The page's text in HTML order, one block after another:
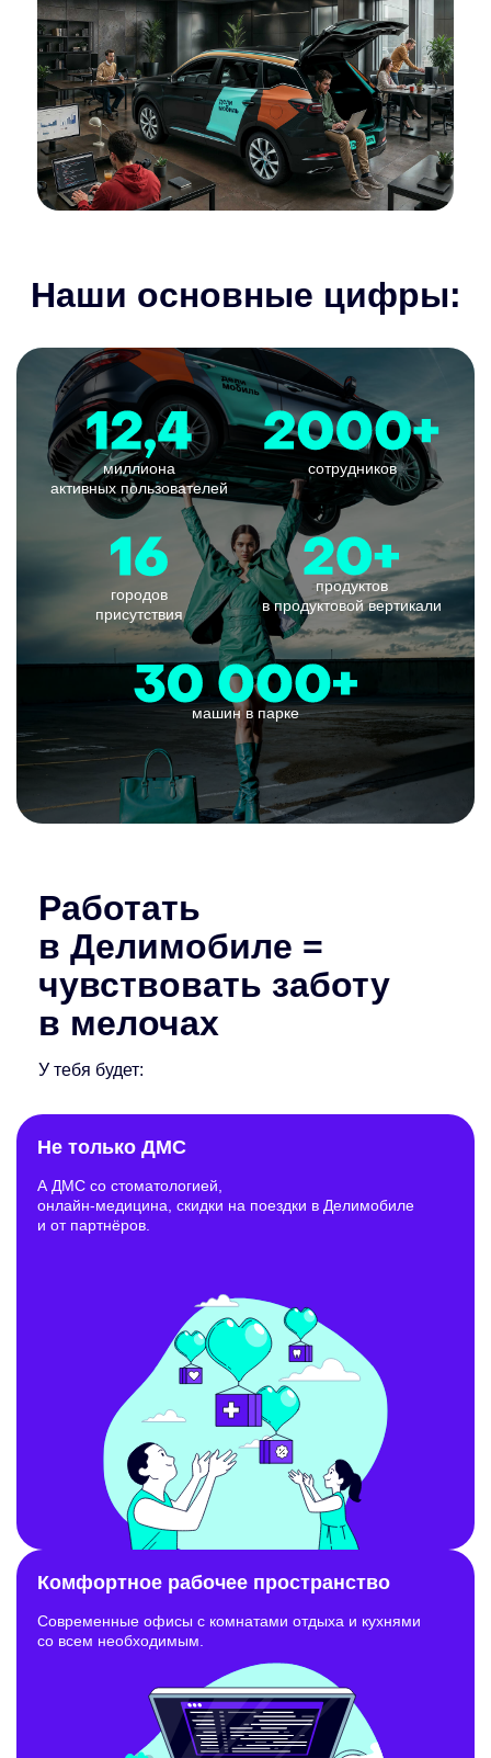
Наши основные цифры:
миллиона
активных пользователей
сотрудников
городов
присутствия
машин в парке
продуктов
в продуктовой вертикали
Работать
в Делимобиле =
чувствовать заботу
в мелочах
У тебя будет:
Не только ДМС
А ДМС со стоматологией,
онлайн-медицина, скидки на поездки в Делимобиле
и от партнёров.
Комфортное рабочее пространство
Современные офисы с комнатами отдыха и кухнями
со всем необходимым.